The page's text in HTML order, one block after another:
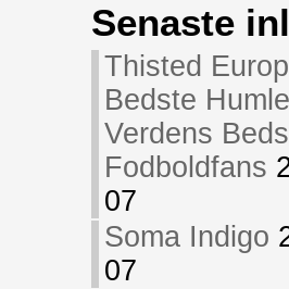
Senaste
Thisted
Bedste
Verdens
Fodboldfans
07
Soma Indigo
07